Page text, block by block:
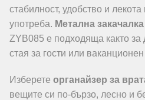
стабилност, удобство и
употреба. Метална
ZYB085 е подходяща както за
стая за гости или
Изберете органайзер за
вещите си по-бързо, лесно и